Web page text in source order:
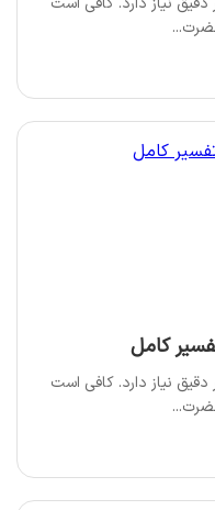
نیاز دارد. کافی است